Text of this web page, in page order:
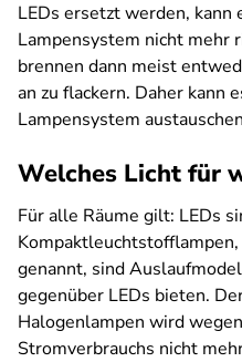
LEDs ersetzt werden, kann
Lampensystem nicht mehr
brennen dann meist
an zu flackern. Daher kann
Lampensystem
Welches Licht für
Für alle Räume gilt: LEDs
genannt, sind
gegenüber LEDs bieten.
Halogenlampen wird
Stromverbrauchs nicht